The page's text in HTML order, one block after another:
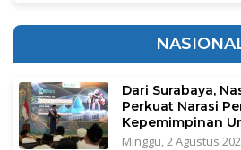
Dari Surabaya,
Perkuat Narasi
Kepemimpinan
Minggu, 2 Agustus